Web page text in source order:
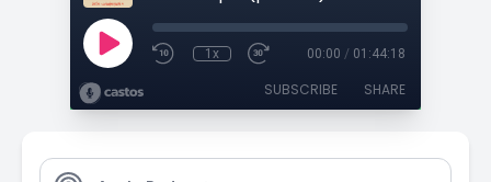
1x 00:00 / 01:44:18
SUBSCRIBE SHARE